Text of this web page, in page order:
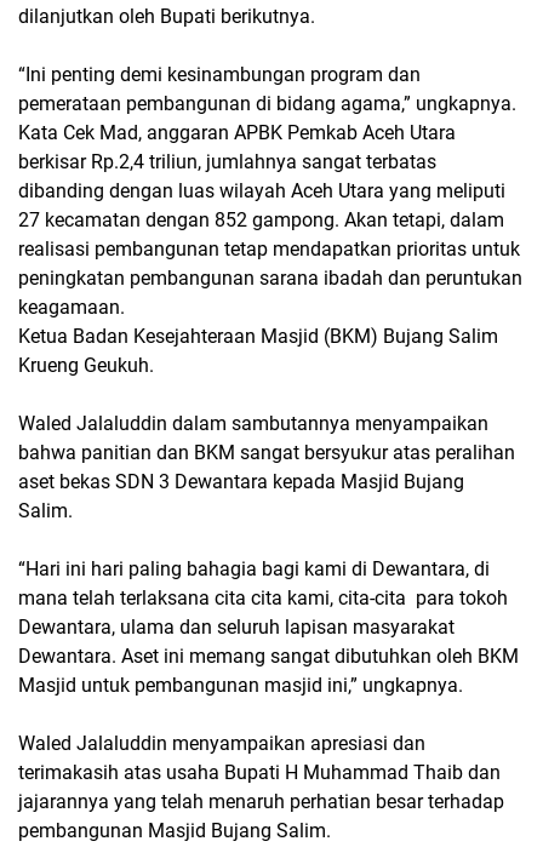
dilanjutkan oleh Bupati berikutnya.
“Ini penting demi kesinambungan program dan
pemerataan pembangunan di bidang agama,” ungkapnya.
Kata Cek Mad, anggaran APBK Pemkab Aceh Utara
berkisar Rp.2,4 triliun, jumlahnya sangat terbatas
dibanding dengan luas wilayah Aceh Utara yang meliputi
27 kecamatan dengan 852 gampong. Akan tetapi, dalam
realisasi pembangunan tetap mendapatkan prioritas untuk
peningkatan pembangunan sarana ibadah dan peruntukan
keagamaan.
Ketua Badan Kesejahteraan Masjid (BKM) Bujang Salim
Krueng Geukuh.
Waled Jalaluddin dalam sambutannya menyampaikan
bahwa panitian dan BKM sangat bersyukur atas peralihan
aset bekas SDN 3 Dewantara kepada Masjid Bujang
Salim.
“Hari ini hari paling bahagia bagi kami di Dewantara, di
mana telah terlaksana cita cita kami, cita-cita para tokoh
Dewantara, ulama dan seluruh lapisan masyarakat
Dewantara. Aset ini memang sangat dibutuhkan oleh BKM
Masjid untuk pembangunan masjid ini,” ungkapnya.
Waled Jalaluddin menyampaikan apresiasi dan
terimakasih atas usaha Bupati H Muhammad Thaib dan
jajarannya yang telah menaruh perhatian besar terhadap
pembangunan Masjid Bujang Salim.